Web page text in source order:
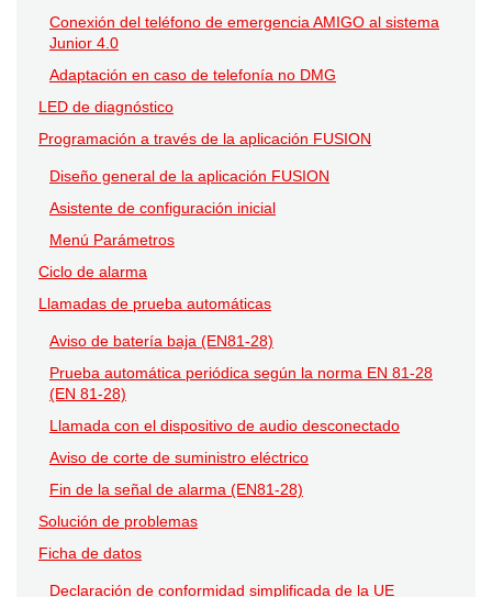
Conexión del teléfono de emergencia AMIGO al sistema
Junior 4.0
Adaptación en caso de telefonía no DMG
LED de diagnóstico
Programación a través de la aplicación FUSION
Diseño general de la aplicación FUSION
Asistente de configuración inicial
Menú Parámetros
Ciclo de alarma
Llamadas de prueba automáticas
Aviso de batería baja (EN81-28)
Prueba automática periódica según la norma EN 81-28
(EN 81-28)
Llamada con el dispositivo de audio desconectado
Aviso de corte de suministro eléctrico
Fin de la señal de alarma (EN81-28)
Solución de problemas
Ficha de datos
Declaración de conformidad simplificada de la UE